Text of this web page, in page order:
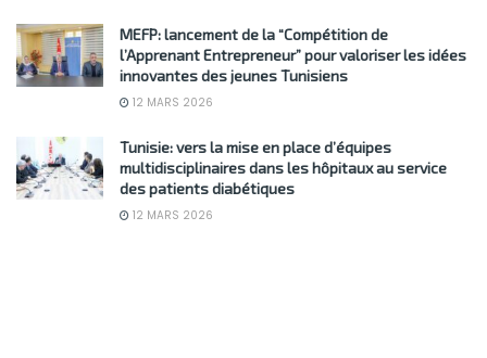
MEFP: lancement de la “Compétition de
l’Apprenant Entrepreneur” pour valoriser les idées
innovantes des jeunes Tunisiens
12 MARS 2026
Tunisie: vers la mise en place d’équipes
multidisciplinaires dans les hôpitaux au service
des patients diabétiques
12 MARS 2026